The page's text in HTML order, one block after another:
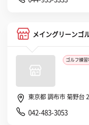
メイングリーンゴ
ゴルフ練習
東京都 調布市 菊野台
042-483-3053